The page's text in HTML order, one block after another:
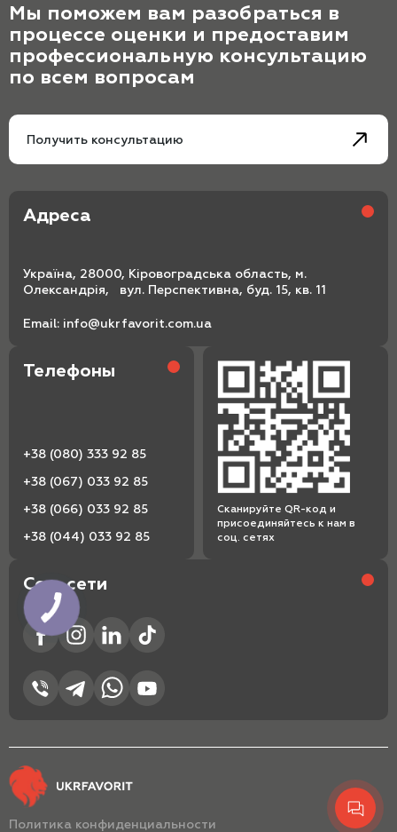
Мы поможем вам разобраться в
процессе оценки и предоставим
профессиональную консультацию
по всем вопросам
Получить консультацию
Адреса
Україна, 28000, Кіровоградська область, м.
Олександрія, вул. Перспективна, буд. 15, кв. 11
Email: info@ukrfavorit.com.ua
Телефоны
+38 (080) 333 92 85
+38 (067) 033 92 85
+38 (066) 033 92 85
+38 (044) 033 92 85
Соц. сети
Сканируйте QR-код и
присоединяйтесь к нам в
соц. сетях
Политика конфиденциальности